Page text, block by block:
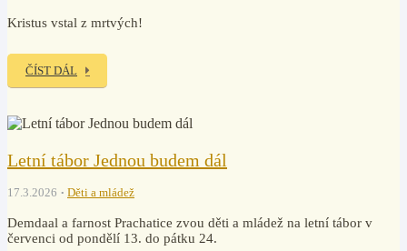
Kristus vstal z mrtvých!
ČÍST DÁL
Letní tábor Jednou budem dál
17.3.2026 Děti a mládež
Demdaal a farnost Prachatice zvou děti a mládež na letní tábor v
červenci od pondělí 13. do pátku 24.